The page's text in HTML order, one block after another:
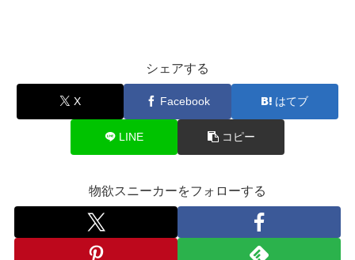
シェアする
X Facebook はてブ
LINE コピー
物欲スニーカーをフォローする